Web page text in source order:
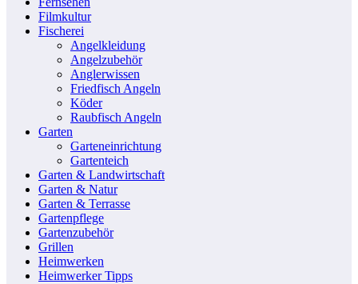
Filmkultur
Fischerei
Angelkleidung
Angelzubehör
Anglerwissen
Friedfisch Angeln
Köder
Raubfisch Angeln
Garten
Garteneinrichtung
Gartenteich
Garten & Landwirtschaft
Garten & Natur
Garten & Terrasse
Gartenpflege
Gartenzubehör
Grillen
Heimwerken
Heimwerker Tipps